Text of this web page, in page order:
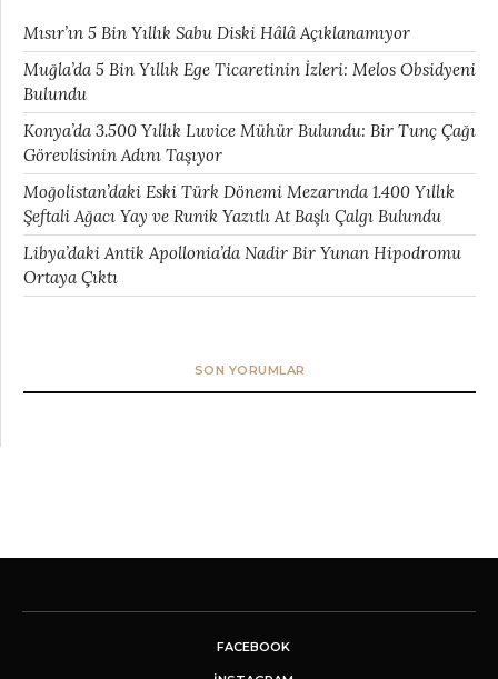
Mısır’ın 5 Bin Yıllık Sabu Diski Hâlâ Açıklanamıyor
Muğla’da 5 Bin Yıllık Ege Ticaretinin İzleri: Melos Obsidyeni
Bulundu
Konya’da 3.500 Yıllık Luvice Mühür Bulundu: Bir Tunç Çağı
Görevlisinin Adını Taşıyor
Moğolistan’daki Eski Türk Dönemi Mezarında 1.400 Yıllık
Şeftali Ağacı Yay ve Runik Yazıtlı At Başlı Çalgı Bulundu
Libya’daki Antik Apollonia’da Nadir Bir Yunan Hipodromu
Ortaya Çıktı
SON YORUMLAR
FACEBOOK